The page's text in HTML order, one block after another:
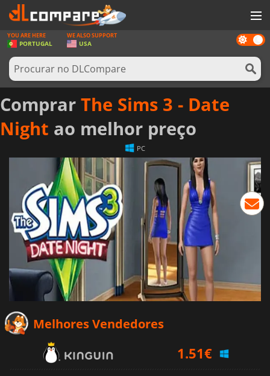
JOGOS
GAME CARDS
SOFTWARE
REWARDS
HARDWARE
ENTRAR OU REGISTAR
Dark
mode
YOU ARE HERE
PORTUGAL
WE ALSO SUPPORT
USA
Comprar The Sims 3 - Date
Night ao melhor preço
PC
Melhores Vendedores
2.15€